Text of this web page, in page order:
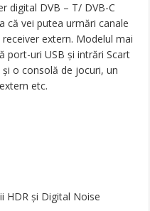
digital DVB – T/ DVB-C
că vei putea urmări canale
extern. Modelul mai
port-uri USB și intrări Scart
o consolă de jocuri, un
etc.
HDR și Digital Noise